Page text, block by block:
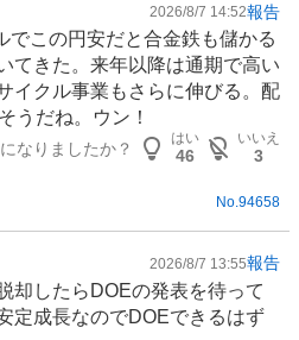
2026/8/7 14:52報告
でこの円安だと合金鉄も儲かる
てきた。来年以降は通期で高い
イクル事業もさらに伸びる。配
うだね。ウン！
なりましたか？
はい
46
いいえ
3
No. 94658
2026/8/7 13:55報告
却したらDOEの発表を待って
定成長なのでDOEできるはず